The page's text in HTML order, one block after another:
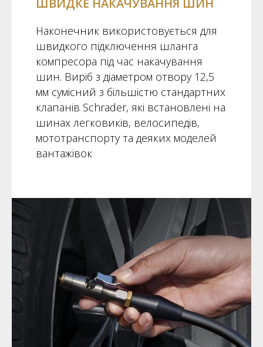
Наконечник використовується для
швидкого підключення шланга
компресора під час накачування
шин. Виріб з діаметром отвору 12,5
мм сумісний з більшістю стандартних
клапанів Schrader, які встановлені на
шинах легковиків, велосипедів,
мототранспорту та деяких моделей
вантажівок